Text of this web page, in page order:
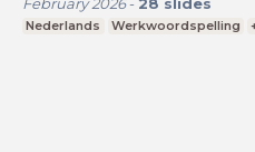
Nederlands Werkwoordspelling